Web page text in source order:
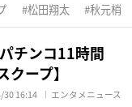
松田翔太 秋元梢
チンコ11時間
クープ】
30 16:14 エンタメニュース